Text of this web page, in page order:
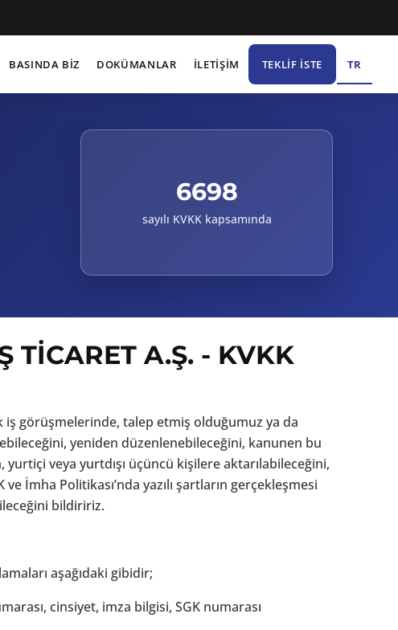
BASINDA BİZ DOKÜMANLAR İLETİŞİM TEKLIF İSTE TR
6698
sayılı KVKK kapsamında
TİCARET A.Ş. - KVKK
iş görüşmelerinde, talep etmiş olduğumuz ya da
yeniden düzenlenebileceğini, kanunen bu
veya yurtdışı üçüncü kişilere aktarılabileceğini,
İmha Politikası’nda yazılı şartların gerçekleşmesi
bildiririz.
aşağıdaki gibidir;
cinsiyet, imza bilgisi, SGK numarası